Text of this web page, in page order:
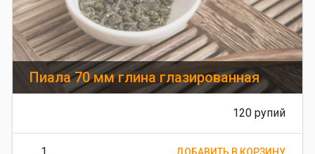
Пиала 70 мм глина глазированная
120 рупий